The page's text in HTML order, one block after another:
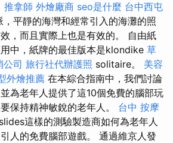
推拿師 外燴廠商 seo是什麼 台中西屯
平靜的海灣和經常引入的海灘的照
，而且實際上也是有效的。 自由紙
中，紙牌的最佳版本是klondike 草
公司 旅行社代辦護照 solitaire。 美容
外燴推薦 在本綜合指南中，我們討論
為老年人提供了這10個免費的腦部玩
保持精神敏銳的老年人。 台中 按摩
這樣的測驗製造商如何為老年人
人的免費腦部遊戲。 通過維京人發